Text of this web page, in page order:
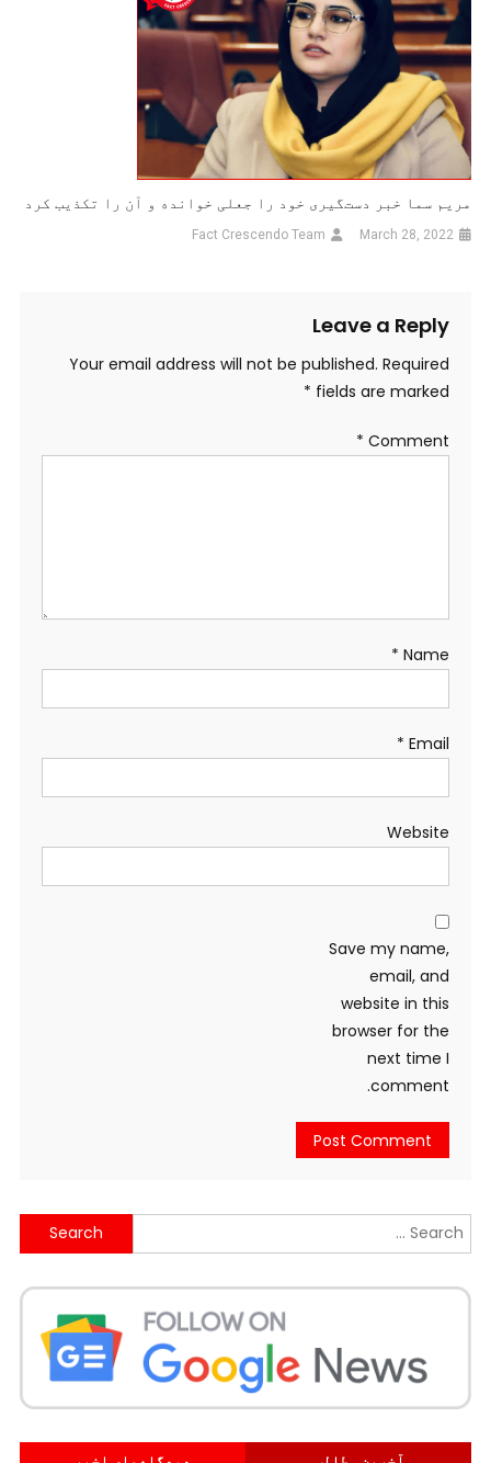
مریم سما خبر دست‌گیری خود را جعلی خوانده و آن را تکذیب کرد
March 28, 2022
Fact Crescendo Team
Leave a Reply
Your email address will not be published. Required
fields are marked
*
Comment
*
Name
*
Email
*
Website
Save my name,
email, and
website in this
browser for the
next time I
comment.
Search
for: